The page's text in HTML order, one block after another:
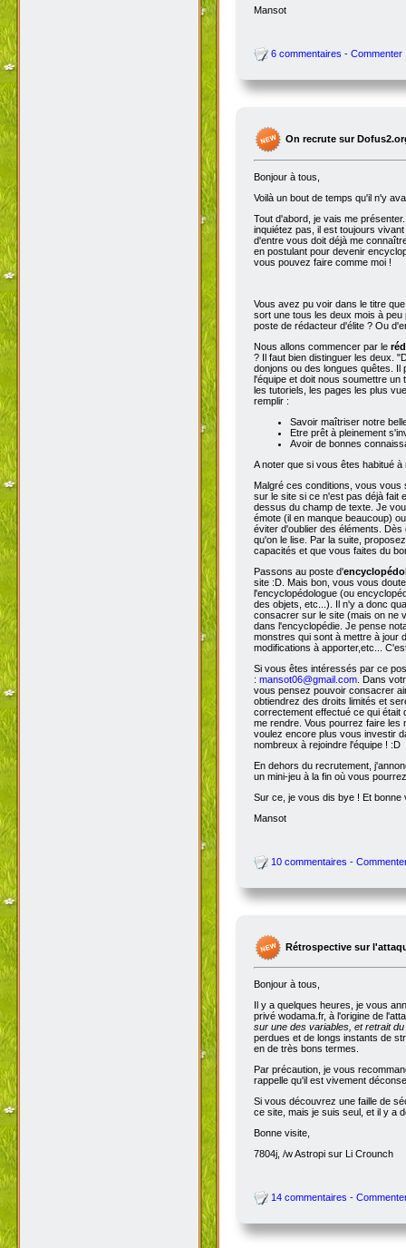
Mansot
6 commentaires - Commenter
On recrute sur
Bonjour à tous,
Voilà un bout de temps qu'il n'y
Tout d'abord, je vais me
inquiétez pas, il est toujours
d'entre vous doit déjà me
en postulant pour devenir
vous pouvez faire comme moi !
Vous avez pu voir dans le titre
sort une tous les deux mois à
poste de rédacteur d'élite ? Ou
Nous allons commencer par le
? Il faut bien distinguer les deux.
donjons ou des longues quêtes. Il
l'équipe et doit nous soumettre un
les tutoriels, les pages les plus
remplir :
Savoir maîtriser notre
Etre prêt à pleinement
Avoir de bonnes
A noter que si vous êtes habitué
Malgré ces conditions, vous
sur le site si ce n'est pas déjà fait
dessus du champ de texte. Je
émote (il en manque beaucoup)
éviter d'oublier des éléments.
qu'on le lise. Par la suite,
capacités et que vous faites du
Passons au poste d'
site :D. Mais bon, vous vous
l'encyclopédologue (ou
des objets, etc...). Il n'y a donc
consacrer sur le site (mais on ne
dans l'encyclopédie. Je pense
monstres qui sont à mettre à jour
modifications à apporter,etc...
Si vous êtes intéressés par ce
: mansot06@gmail.com . Dans
vous pensez pouvoir consacrer
obtiendrez des droits limités et
correctement effectué ce qui
me rendre. Vous pourrez faire les
voulez encore plus vous investir
nombreux à rejoindre l'équipe ! :D
En dehors du recrutement,
un mini-jeu à la fin où vous
Sur ce, je vous dis bye ! Et bonne
Mansot
10 commentaires -
Rétrospective sur
Bonjour à tous,
Il y a quelques heures, je vous
privé wodama.fr, à l'origine de
sur une des variables, et retrait
perdues et de longs instants de
en de très bons termes.
Par précaution, je vous
rappelle qu'il est vivement
Si vous découvrez une faille de
ce site, mais je suis seul, et il y a
Bonne visite,
7804j, /w Astropi sur Li Crounch
14 commentaires -